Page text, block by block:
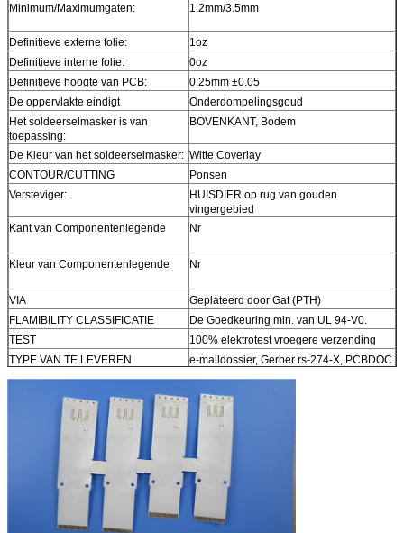
Minimum/Maximumgaten: 1.2mm/3.5mm
Definitieve externe folie:
1oz
Definitieve interne folie:
0oz
Definitieve hoogte van PCB:
0.25mm ±0.05
De oppervlakte eindigt
Onderdompelingsgoud
Het soldeerselmasker is van
toepassing:
BOVENKANT, Bodem
De Kleur van het soldeerselmasker: Witte Coverlay
CONTOUR/CUTTING
Ponsen
Versteviger:
HUISDIER op rug van gouden
vingergebied
Kant van Componentenlegende
Nr
Kleur van Componentenlegende Nr
VIA
Geplateerd door Gat (PTH)
FLAMIBILITY CLASSIFICATIE
De Goedkeuring min. van UL 94-V0.
TEST
100% elektrotest vroegere verzending
TYPE VAN TE LEVEREN
e-maildossier, Gerber rs-274-X, PCBDOC
DE DIENSTgebied
Wereldwijd, globaal.